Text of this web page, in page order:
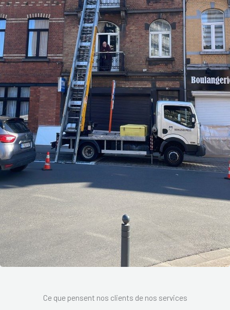
Ce que pensent nos clients de nos services